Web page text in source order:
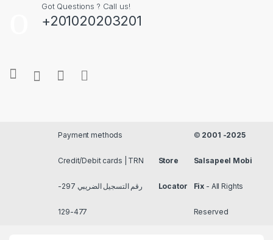
Got Questions ? Call us!
+201020203201
Payment methods
Credit/Debit cards | TRN
رقم التسجيل الضريبي 297-
477-129
Store
Locator
© 2001 -2025
Salsapeel Mobi
Fix - All Rights
Reserved